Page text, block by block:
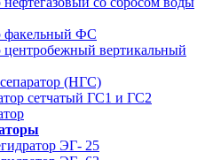
факельный ФС
центробежный вертикальный
(НГС)
сетчатый ГС1 и ГС2
ЭГ- 25